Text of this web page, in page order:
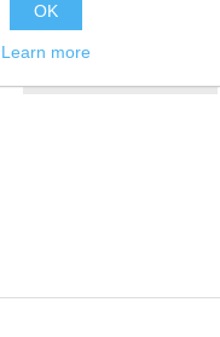
Добавить в
OK
Learn more